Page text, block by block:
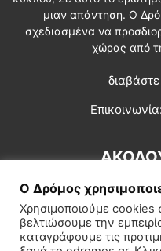
μιαν απάντηση. Ο
σχεδιασμένα να
χώρας από
Επικοινωνία:
Ο Δρόμος
Χρησιμοποιούμε cookies
βελτιώσουμε την
καταγράφουμε τις